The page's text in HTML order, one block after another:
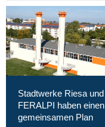
Stadtwerke Riesa und
FERALPI haben einen
gemeinsamen Plan